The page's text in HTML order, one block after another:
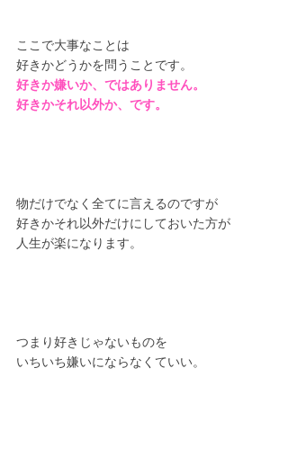
ここで大事なことは
好きかどうかを問うことです。
好きか嫌いか、ではありません。
好きかそれ以外か、です。
物だけでなく全てに言えるのですが
好きかそれ以外だけにしておいた方が
人生が楽になります。
つまり好きじゃないものを
いちいち嫌いにならなくていい。